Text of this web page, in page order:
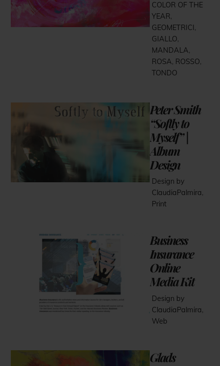
COLOR OF THE
YEAR,
GEOMETRICI ,
GIALLO,
MANDALA,
ROSA, ROSSO,
TONDO
Peter Smith
“Softly to
Myself” |
Album
Design
Design by
ClaudiaPalmira,
Print
Business
Insurance
Online
Media Kit
Design by
ClaudiaPalmira,
Web
Glads